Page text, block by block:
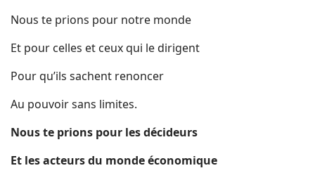
Nous te prions pour notre monde
Et pour celles et ceux qui le dirigent
Pour qu’ils sachent renoncer
Au pouvoir sans limites.
Nous te prions pour les décideurs
Et les acteurs du monde économique